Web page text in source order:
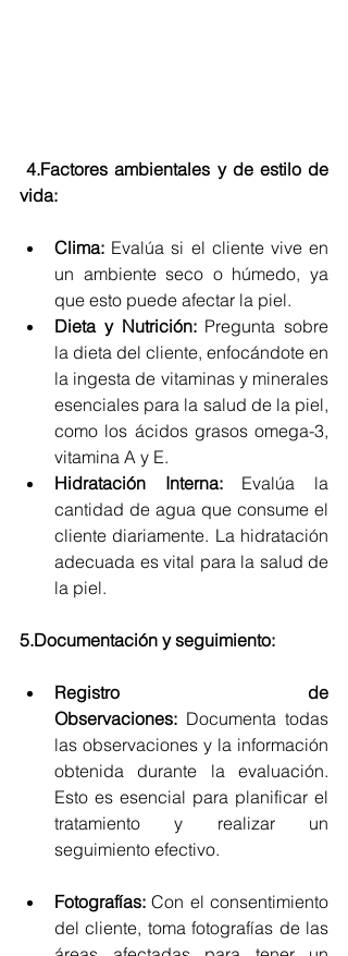
4.Factores ambientales y de estilo de
vida:
Clima: Evalúa si el cliente vive en
un ambiente seco o húmedo, ya
que esto puede afectar la piel.
Dieta y Nutrición: Pregunta sobre
la dieta del cliente, enfocándote en
la ingesta de vitaminas y minerales
esenciales para la salud de la piel,
como los ácidos grasos omega-3,
vitamina A y E.
Hidratación Interna: Evalúa la
cantidad de agua que consume el
cliente diariamente. La hidratación
adecuada es vital para la salud de
la piel.
5.Documentación y seguimiento:
Registro de
Observaciones: Documenta todas
las observaciones y la información
obtenida durante la evaluación.
Esto es esencial para planificar el
tratamiento y realizar un
seguimiento efectivo.
Fotografías: Con el consentimiento
del cliente, toma fotografías de las